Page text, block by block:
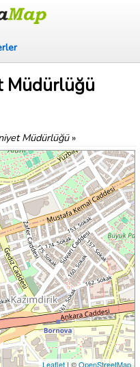
Müdürlüğü
Müdürlüğü»
Leaflet| ©OpenStreetMap